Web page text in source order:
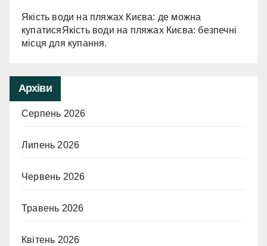
Якість води на пляжах Києва: де можна
купатисяЯкість води на пляжах Києва: безпечні
місця для купання.
Архіви
Серпень 2026
Липень 2026
Червень 2026
Травень 2026
Квітень 2026